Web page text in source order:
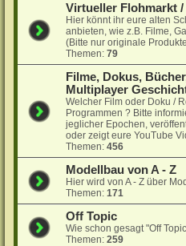
Virtueller Flohmarkt
Hier könnt ihr eure alten
anbieten, wie z.B. Filme,
(Bitte nur originale
Themen:79
Filme, Dokus,
Multiplayer
Welcher Film oder Doku /
Programmen ? Bitte
jeglicher Epochen,
oder zeigt eure YouTube
Themen:456
Modellbau von A - Z
Hier wird von A - Z über
Themen:171
Off Topic
Wie schon gesagt "Off
Themen:259